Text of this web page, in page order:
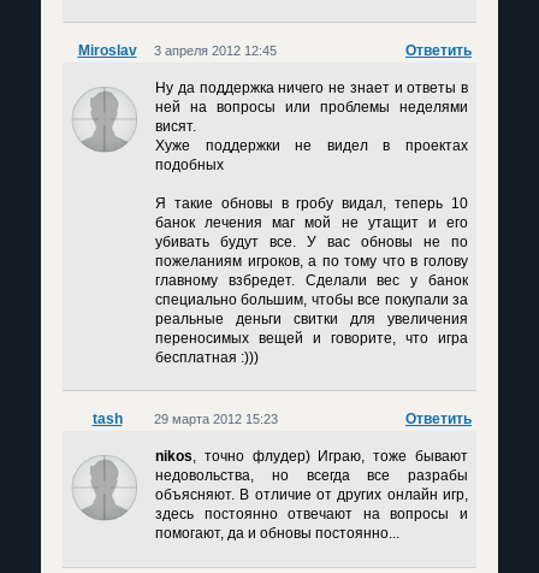
Miroslav Ответить
3 апреля 2012 12:45
Ну да поддержка ничего не знает и ответы в
ней на вопросы или проблемы неделями
висят.
Хуже поддержки не видел в проектах
подобных
Я такие обновы в гробу видал, теперь 10
банок лечения маг мой не утащит и его
убивать будут все. У вас обновы не по
пожеланиям игроков, а по тому что в голову
главному взбредет. Сделали вес у банок
специально большим, чтобы все покупали за
реальные деньги свитки для увеличения
переносимых вещей и говорите, что игра
бесплатная :)))
tash Ответить
29 марта 2012 15:23
nikos, точно флудер) Играю, тоже бывают
недовольства, но всегда все разрабы
объясняют. В отличие от других онлайн игр,
здесь постоянно отвечают на вопросы и
помогают, да и обновы постоянно...